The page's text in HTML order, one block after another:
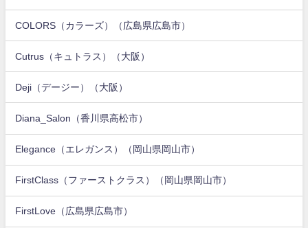
COLORS（カラーズ）（広島県広島市）
Cutrus（キュトラス）（大阪）
Deji（デージー）（大阪）
Diana_Salon（香川県高松市）
Elegance（エレガンス）（岡山県岡山市）
FirstClass（ファーストクラス）（岡山県岡山市）
FirstLove（広島県広島市）